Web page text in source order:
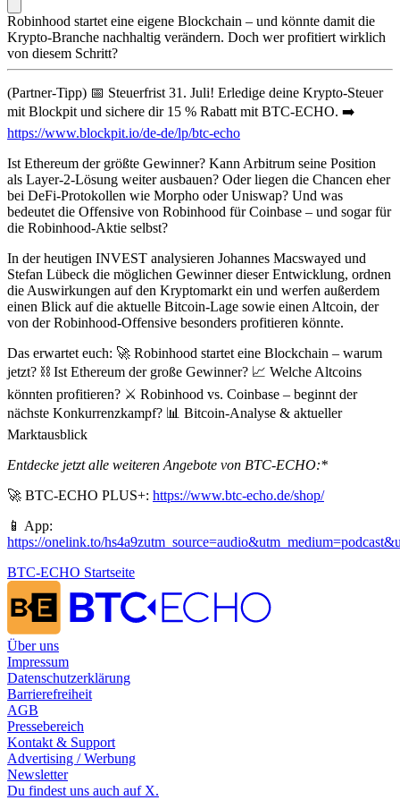
Robinhood startet eine eigene Blockchain – und könnte damit die
Krypto-Branche nachhaltig verändern. Doch wer profitiert wirklich
von diesem Schritt?
(Partner-Tipp) 📅 Steuerfrist 31. Juli! Erledige deine Krypto-Steuer
mit Blockpit und sichere dir 15 % Rabatt mit BTC-ECHO. ➡️
https://www.blockpit.io/de-de/lp/btc-echo
Ist Ethereum der größte Gewinner? Kann Arbitrum seine Position
als Layer-2-Lösung weiter ausbauen? Oder liegen die Chancen eher
bei DeFi-Protokollen wie Morpho oder Uniswap? Und was
bedeutet die Offensive von Robinhood für Coinbase – und sogar für
die Robinhood-Aktie selbst?
In der heutigen INVEST analysieren Johannes Macswayed und
Stefan Lübeck die möglichen Gewinner dieser Entwicklung, ordnen
die Auswirkungen auf den Kryptomarkt ein und werfen außerdem
einen Blick auf die aktuelle Bitcoin-Lage sowie einen Altcoin, der
von der Robinhood-Offensive besonders profitieren könnte.
Das erwartet euch: 🚀 Robinhood startet eine Blockchain – warum
jetzt? ⛓️ Ist Ethereum der große Gewinner? 📈 Welche Altcoins
könnten profitieren? ⚔️ Robinhood vs. Coinbase – beginnt der
nächste Konkurrenzkampf? 📊 Bitcoin-Analyse & aktueller
Marktausblick
Entdecke jetzt alle weiteren Angebote von BTC-ECHO:*
🚀 BTC-ECHO PLUS+: https://www.btc-echo.de/shop/
📱 App:
https://onelink.to/
BTC-ECHO Startseite
Über uns
Impressum
Datenschutzerklärung
Barrierefreiheit
AGB
Pressebereich
Kontakt & Support
Advertising / Werbung
Newsletter
Du findest uns auch auf X.